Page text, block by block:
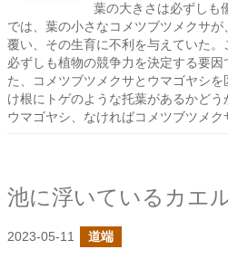
葉の大きさは必ずしも
では、葉の小さなコメツブツメクサ
覆い、その生育に不利を与えていた
必ずしも植物の競争力を決定する要
た、コメツブツメクサとウマゴヤシ
け根にトゲのような托葉があるかど
ウマゴヤシ、なければコメツブツメク
池に浮いているカエ
2023-05-11 道端